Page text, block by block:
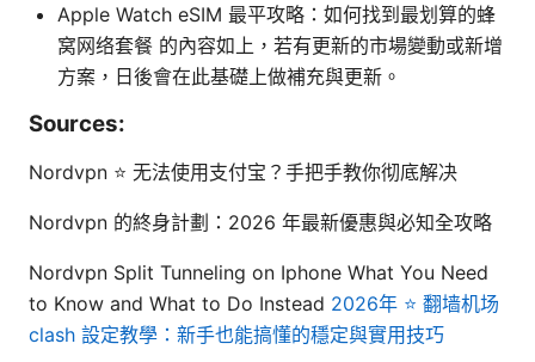
Apple Watch eSIM 最平攻略：如何找到最划算的蜂
窝网络套餐 的內容如上，若有更新的市場變動或新增
方案，日後會在此基礎上做補充與更新。
Sources:
Nordvpn ⭐ 无法使用支付宝？手把手教你彻底解决
Nordvpn 的終身計劃：2026 年最新優惠與必知全攻略
Nordvpn Split Tunneling on Iphone What You Need
to Know and What to Do Instead 2026年 ⭐ 翻墙机场
clash 設定教學：新手也能搞懂的穩定與實用技巧